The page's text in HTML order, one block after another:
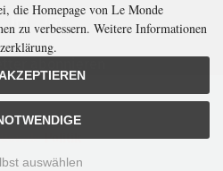
größten
Politik
bymodified eCommerce Shopsoftware
die Homepage von Le Monde
zu verbessern. Weitere Informationen
auswählen